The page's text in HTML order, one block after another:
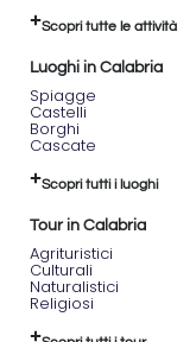
Scopri tutte le attività
Luoghi in Calabria
Spiagge
Castelli
Borghi
Cascate
Scopri tutti i luoghi
Tour in Calabria
Agrituristici
Culturali
Naturalistici
Religiosi